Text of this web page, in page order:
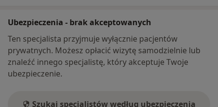
Ubezpieczenia - brak akceptowanych
Ten specjalista przyjmuje wyłącznie pacjentów
prywatnych. Możesz opłacić wizytę samodzielnie lub
znaleźć innego specjalistę, który akceptuje Twoje
ubezpieczenie.
Szukaj specjalistów według ubezpieczenia